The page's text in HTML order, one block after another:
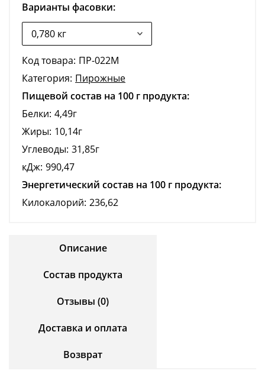
Варианты фасовки:
Код товара: ПР-022М
Категория: Пирожные
Пищевой состав на 100 г продукта:
Белки: 4,49г
Жиры: 10,14г
Углеводы: 31,85г
кДж: 990,47
Энергетический состав на 100 г продукта:
Килокалорий: 236,62
Описание
Состав продукта
Отзывы (0)
Доставка и оплата
Возврат